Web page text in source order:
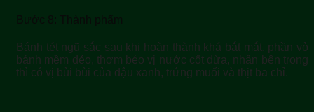
Bước 8: Thành phẩm
Bánh tét ngũ sắc sau khi hoàn thành khá bắt mắt, phần vỏ
bánh mềm dẻo, thơm béo vị nước cốt dừa, nhân bên trong
thì có vị bùi bùi của đậu xanh, trứng muối và thịt ba chỉ.